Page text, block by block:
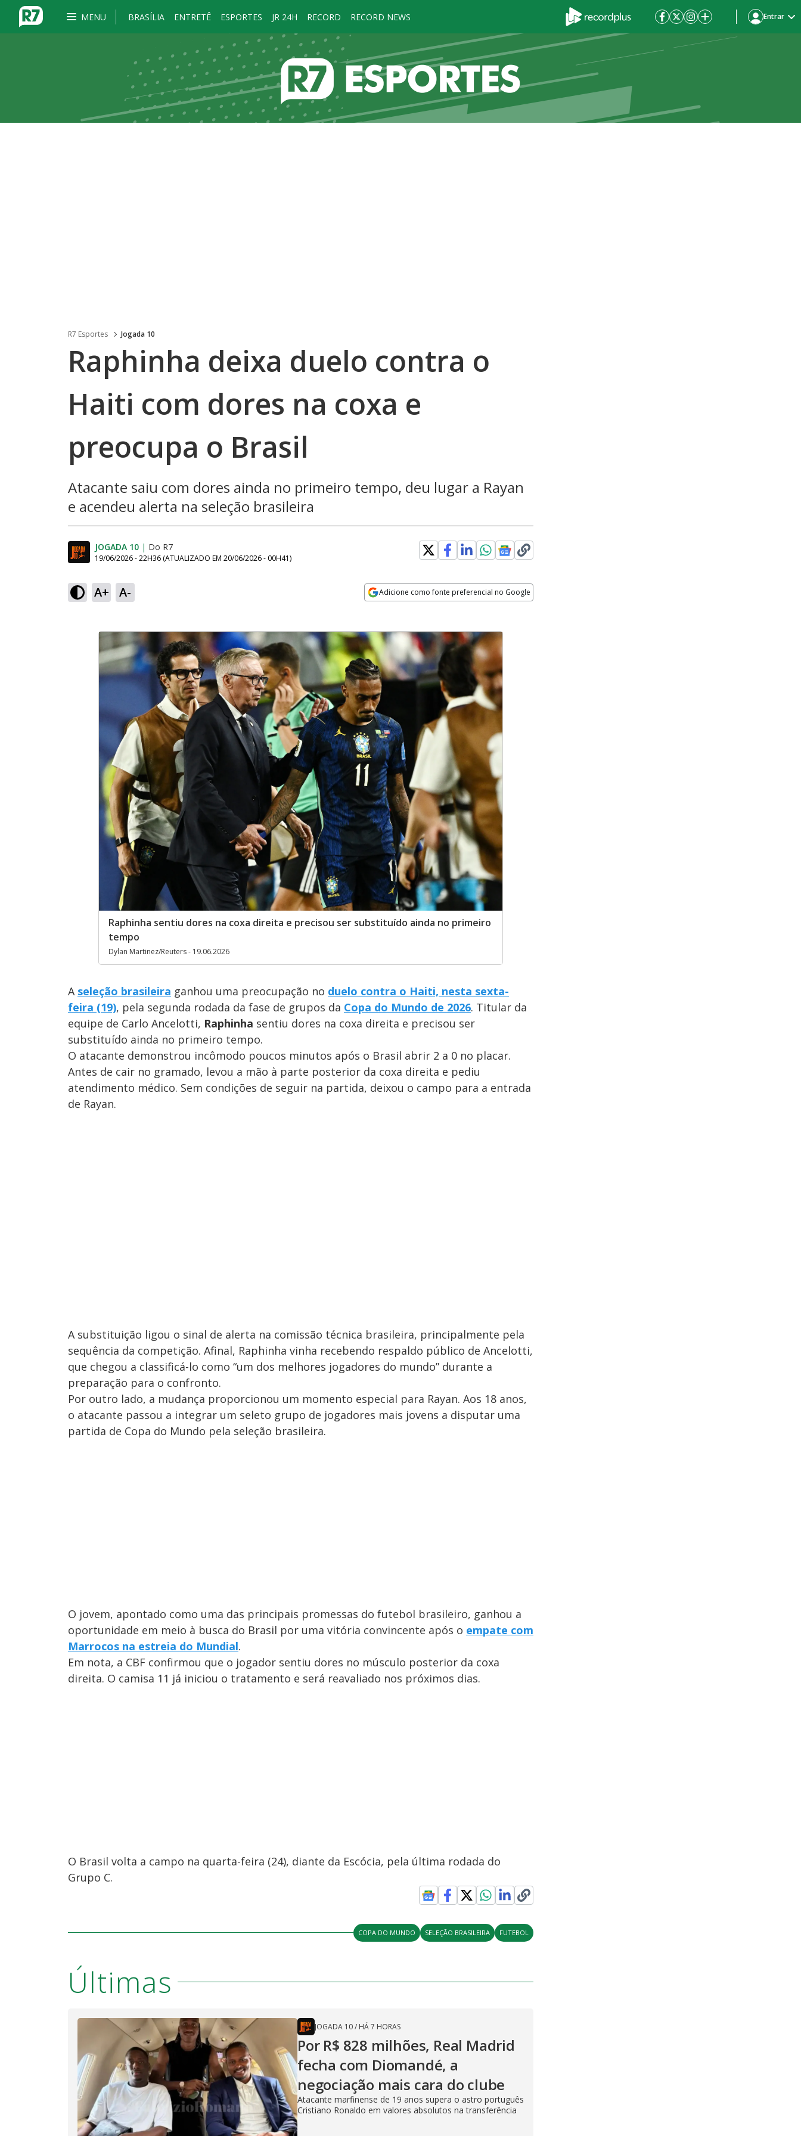
MENU BRASÍLIA ENTRETÊ ESPORTES JR 24H RECORD RECORD NEWS Entrar
R7 Esportes Jogada 10
Raphinha deixa duelo contra o
Haiti com dores na coxa e
preocupa o Brasil
Atacante saiu com dores ainda no primeiro tempo, deu lugar a Rayan
e acendeu alerta na seleção brasileira
JOGADA 10 | Do R7
19/06/2026 - 22H36 (ATUALIZADO EM 20/06/2026 - 00H41)
A+ A- Adicione como fonte preferencial no Google
Raphinha sentiu dores na coxa direita e precisou ser substituído ainda no primeiro
tempo
Dylan Martinez/Reuters - 19.06.2026
A seleção brasileira ganhou uma preocupação no duelo contra o Haiti, nesta sexta-
feira (19), pela segunda rodada da fase de grupos da Copa do Mundo de 2026. Titular da
equipe de Carlo Ancelotti, Raphinha sentiu dores na coxa direita e precisou ser
substituído ainda no primeiro tempo.
O atacante demonstrou incômodo poucos minutos após o Brasil abrir 2 a 0 no placar.
Antes de cair no gramado, levou a mão à parte posterior da coxa direita e pediu
atendimento médico. Sem condições de seguir na partida, deixou o campo para a entrada
de Rayan.
A substituição ligou o sinal de alerta na comissão técnica brasileira, principalmente pela
sequência da competição. Afinal, Raphinha vinha recebendo respaldo público de Ancelotti,
que chegou a classificá-lo como “um dos melhores jogadores do mundo” durante a
preparação para o confronto.
Por outro lado, a mudança proporcionou um momento especial para Rayan. Aos 18 anos,
o atacante passou a integrar um seleto grupo de jogadores mais jovens a disputar uma
partida de Copa do Mundo pela seleção brasileira.
O jovem, apontado como uma das principais promessas do futebol brasileiro, ganhou a
oportunidade em meio à busca do Brasil por uma vitória convincente após o empate com
Marrocos na estreia do Mundial.
Em nota, a CBF confirmou que o jogador sentiu dores no músculo posterior da coxa
direita. O camisa 11 já iniciou o tratamento e será reavaliado nos próximos dias.
O Brasil volta a campo na quarta-feira (24), diante da Escócia, pela última rodada do
Grupo C.
COPA DO MUNDO SELEÇÃO BRASILEIRA FUTEBOL
Últimas
JOGADA 10/ HÁ 7 HORAS
Por R$ 828 milhões, Real Madrid
fecha com Diomandé, a
negociação mais cara do clube
Atacante marfinense de 19 anos supera o astro português
Cristiano Ronaldo em valores absolutos na transferência